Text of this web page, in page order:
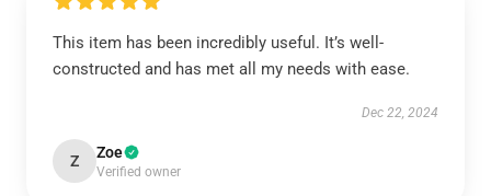
This item has been incredibly useful. It’s well-
constructed and has met all my needs with ease.
Dec 22, 2024
Z Zoe
Verified owner